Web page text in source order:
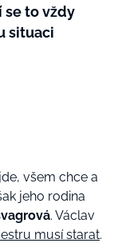
se to vždy
situaci
všem chce a
jeho rodina
. Václav
musí starat.